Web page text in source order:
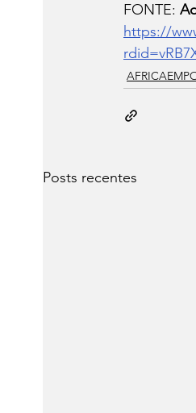
FONTE:
https://
Posts recentes